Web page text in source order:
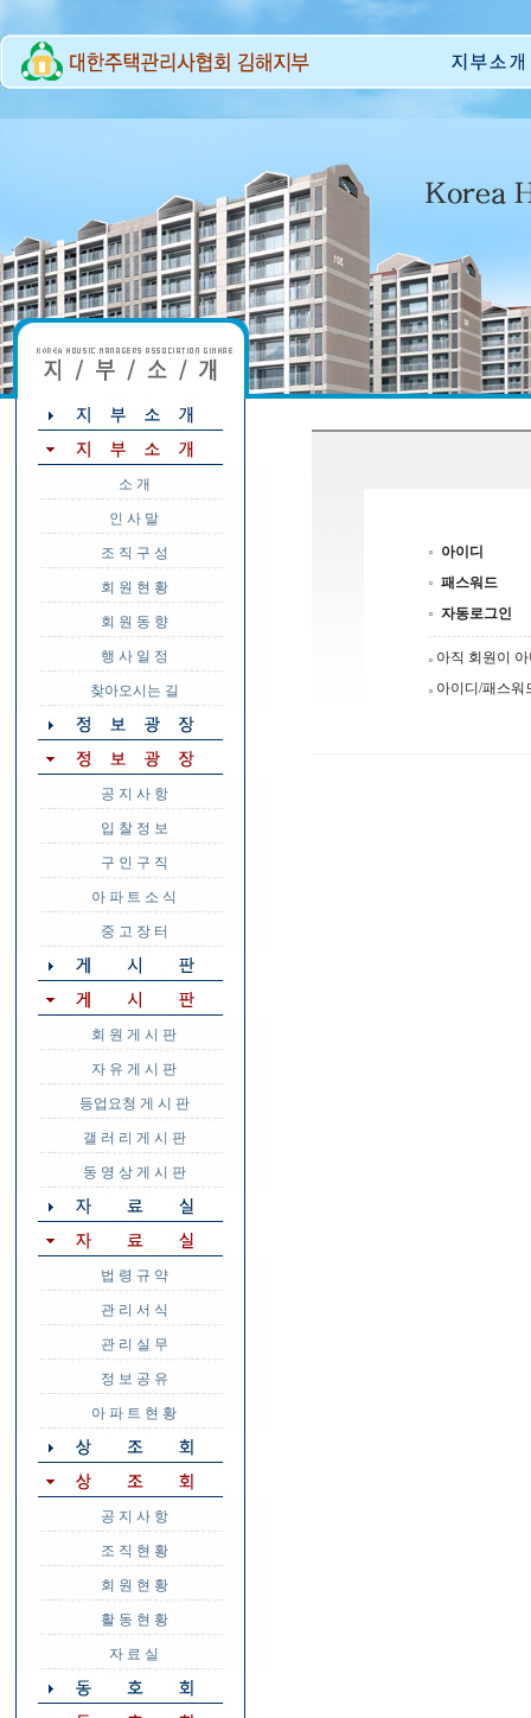
소 개
인 사 말
조 직 구 성
회 원 현 황
회 원 동 향
행 사 일 정
찾아오시는 길
공 지 사 항
입 찰 정 보
구 인 구 직
아 파 트 소 식
중 고 장 터
회 원 게 시 판
자 유 게 시 판
등업요청 게 시 판
갤 러 리 게 시 판
동 영 상 게 시 판
법 령 규 약
관 리 서 식
관 리 실 무
정 보 공 유
아 파 트 현 황
공 지 사 항
조 직 현 황
회 원 현 황
활 동 현 황
자 료 실
아이디
패스워드
자동로그인
아직 회원이
아이디/패스